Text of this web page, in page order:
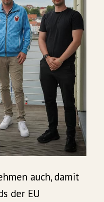
auch, damit
der EU